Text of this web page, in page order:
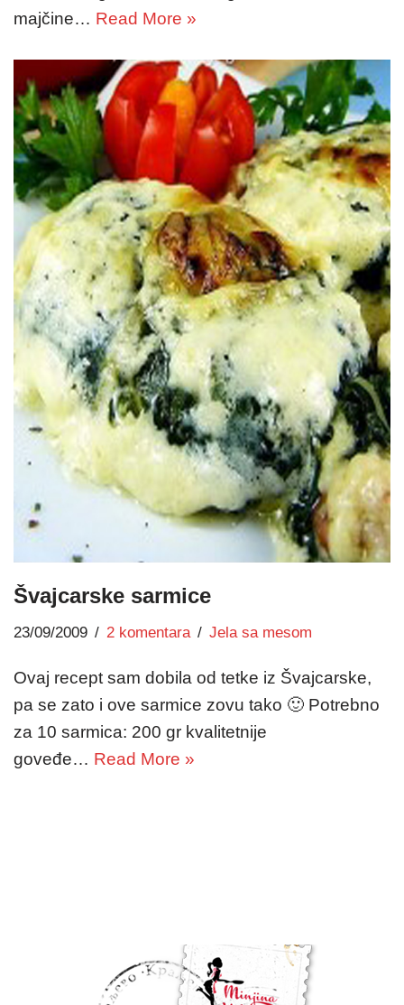
majčine… Read More »
Švajcarske sarmice
23/09/2009 2 komentara Jela sa mesom
Ovaj recept sam dobila od tetke iz Švajcarske,
pa se zato i ove sarmice zovu tako 🙂 Potrebno
za 10 sarmica: 200 gr kvalitetnije
goveđe… Read More »